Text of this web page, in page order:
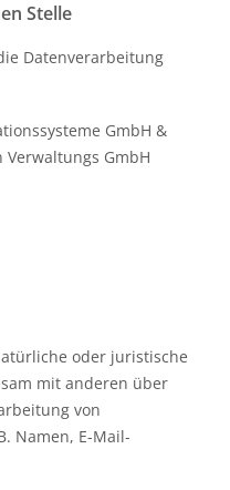
Stelle
Datenverarbeitung
GmbH &
Verwaltungs GmbH
oder juristische
mit anderen über
von
Namen, E-Mail-